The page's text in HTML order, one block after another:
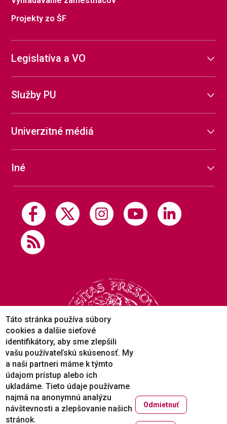
Projekty zo ŠF
Legislatíva a VO
Služby PU
Univerzitné médiá
Iné
Copyright © 2005-2026
Táto stránka používa súbory
cookies a dalšie sieťové
identifikátory, aby sme zlepšili
vašu používateľskú skúsenosť. My
a naši partneri máme k týmto
údajom prístup alebo ich
ukladáme. Tieto údaje používame
najmä na anonymnú analýzu
návštevnosti a zlepšovanie našich
stránok.
Odmietnuť